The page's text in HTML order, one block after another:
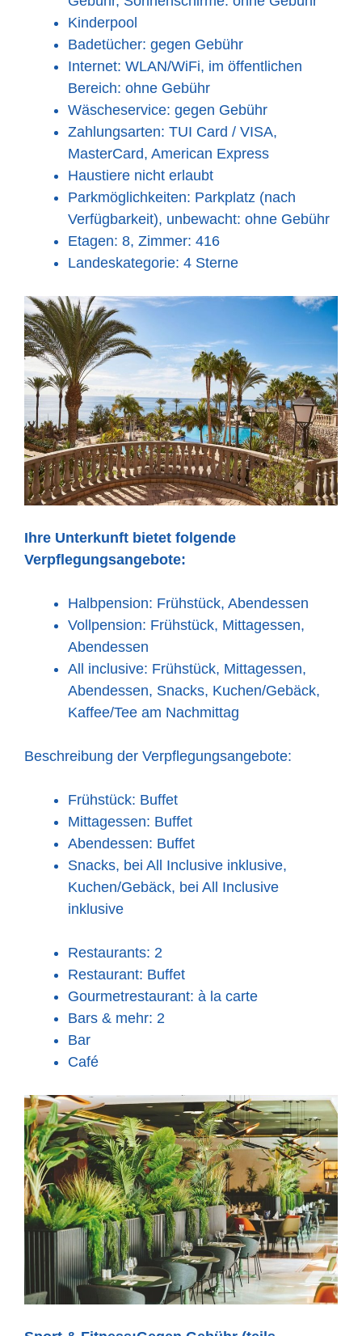
Kinderpool
Badetücher: gegen Gebühr
Internet: WLAN/WiFi, im öffentlichen
Bereich: ohne Gebühr
Wäscheservice: gegen Gebühr
Zahlungsarten: TUI Card / VISA,
MasterCard, American Express
Haustiere nicht erlaubt
Parkmöglichkeiten: Parkplatz (nach
Verfügbarkeit), unbewacht: ohne Gebühr
Etagen: 8, Zimmer: 416
Landeskategorie: 4 Sterne
Ihre Unterkunft bietet folgende
Verpflegungsangebote:
Halbpension: Frühstück, Abendessen
Vollpension: Frühstück, Mittagessen,
Abendessen
All inclusive: Frühstück, Mittagessen,
Abendessen, Snacks, Kuchen/Gebäck,
Kaffee/Tee am Nachmittag
Beschreibung der Verpflegungsangebote:
Frühstück: Buffet
Mittagessen: Buffet
Abendessen: Buffet
Snacks, bei All Inclusive inklusive,
Kuchen/Gebäck, bei All Inclusive
inklusive
Restaurants: 2
Restaurant: Buffet
Gourmetrestaurant: à la carte
Bars & mehr: 2
Bar
Café